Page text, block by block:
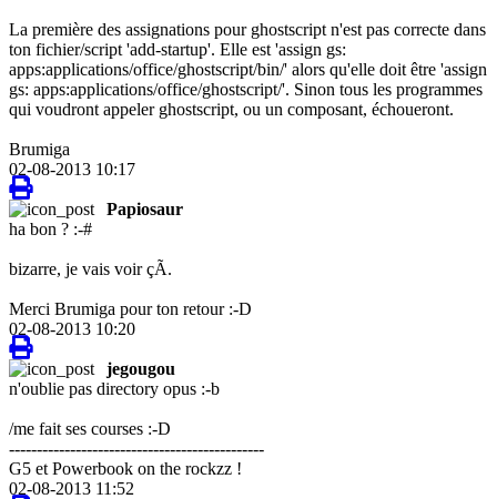
La première des assignations pour ghostscript n'est pas correcte dans
ton fichier/script 'add-startup'. Elle est 'assign gs:
apps:applications/office/ghostscript/bin/' alors qu'elle doit être 'assign
gs: apps:applications/office/ghostscript/'. Sinon tous les programmes
qui voudront appeler ghostscript, ou un composant, échoueront.
Brumiga
02-08-2013 10:17
Papiosaur
ha bon ? :-#
bizarre, je vais voir çÃ.
Merci Brumiga pour ton retour :-D
02-08-2013 10:20
jegougou
n'oublie pas directory opus :-b
/me fait ses courses :-D
----------------------------------------------
G5 et Powerbook on the rockzz !
02-08-2013 11:52